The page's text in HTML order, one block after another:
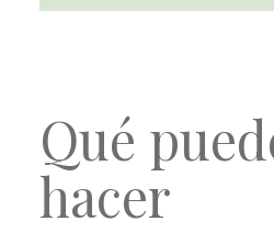
Qué
hacer